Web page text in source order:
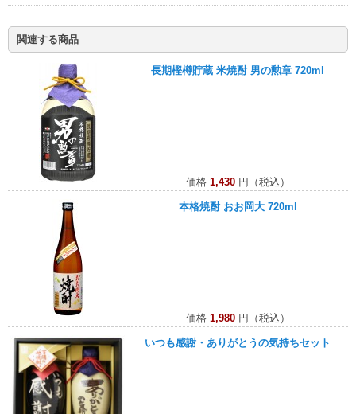
関連する商品
長期樫樽貯蔵 米焼酎 男の勲章 720ml
価格 1,430円（税込）
本格焼酎 おお岡大 720ml
価格 1,980円（税込）
いつも感謝・ありがとうの気持ちセット